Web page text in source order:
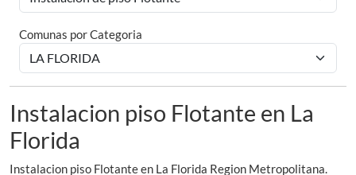
Comunas por Categoria
Instalacion piso Flotante en La
Florida
Instalacion piso Flotante en La Florida Region Metropolitana.